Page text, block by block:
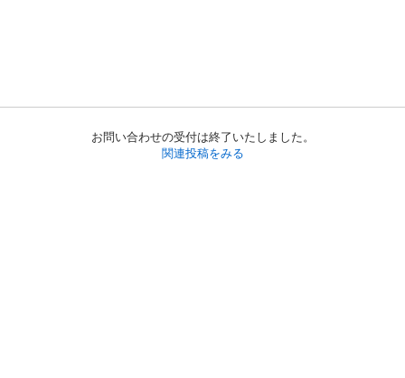
お問い合わせの受付は終了いたしました。
関連投稿をみる